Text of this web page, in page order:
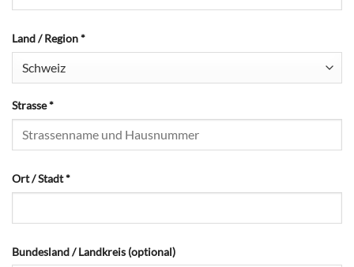
Land / Region*
Strasse*
Ort / Stadt*
Bundesland / Landkreis (optional)